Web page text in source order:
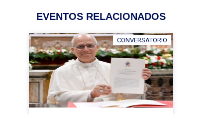
EVENTOS RELACIONADOS
CONVERSATORIO